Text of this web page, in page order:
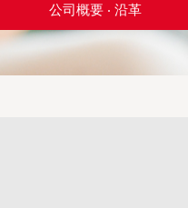
公司概要 ‧ 沿革